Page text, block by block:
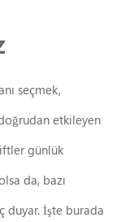
seçmek,
etkileyen
günlük
da, bazı
duyar. İşte burada